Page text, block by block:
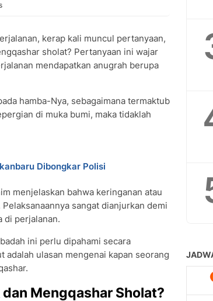
kerap kali muncul pertanyaan,
sholat? Pertanyaan ini wajar
mendapatkan anugrah berupa
hamba-Nya, sebagaimana termaktub
di muka bumi, maka tidaklah
Dibongkar Polisi
menjelaskan bahwa keringanan atau
sangat dianjurkan demi
di perjalanan.
ini perlu dipahami secara
ulasan mengenai kapan seorang
Mengqashar Sholat?